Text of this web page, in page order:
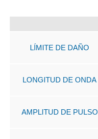
LÍMITE DE DAÑO
LONGITUD DE ONDA
AMPLITUD DE PULSO